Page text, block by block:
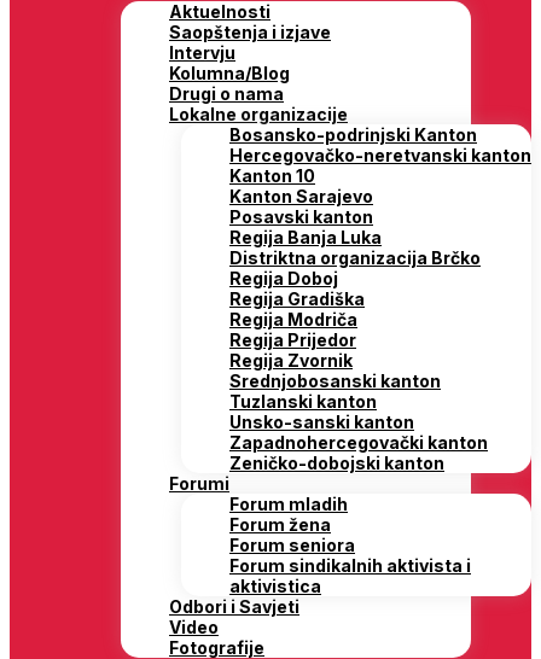
Aktuelnosti
Saopštenja i izjave
Intervju
Kolumna/Blog
Drugi o nama
Lokalne organizacije
Bosansko-podrinjski Kanton
Hercegovačko-neretvanski kanton
Kanton 10
Kanton Sarajevo
Posavski kanton
Regija Banja Luka
Distriktna organizacija Brčko
Regija Doboj
Regija Gradiška
Regija Modriča
Regija Prijedor
Regija Zvornik
Srednjobosanski kanton
Tuzlanski kanton
Unsko-sanski kanton
Zapadnohercegovački kanton
Zeničko-dobojski kanton
Forumi
Forum mladih
Forum žena
Forum seniora
Forum sindikalnih aktivista i
aktivistica
Odbori i Savjeti
Video
Fotografije